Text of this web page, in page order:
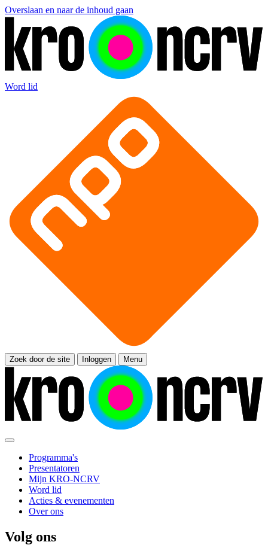
Overslaan en naar de inhoud gaan
Word lid
Zoek door de site Inloggen Menu
Programma's
Presentatoren
Mijn KRO-NCRV
Word lid
Acties & evenementen
Over ons
Volg ons